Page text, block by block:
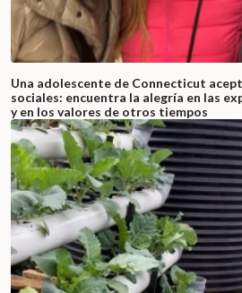
Una adolescente de Connecticut
sociales: encuentra la alegría en las
y en los valores de otros tiempos